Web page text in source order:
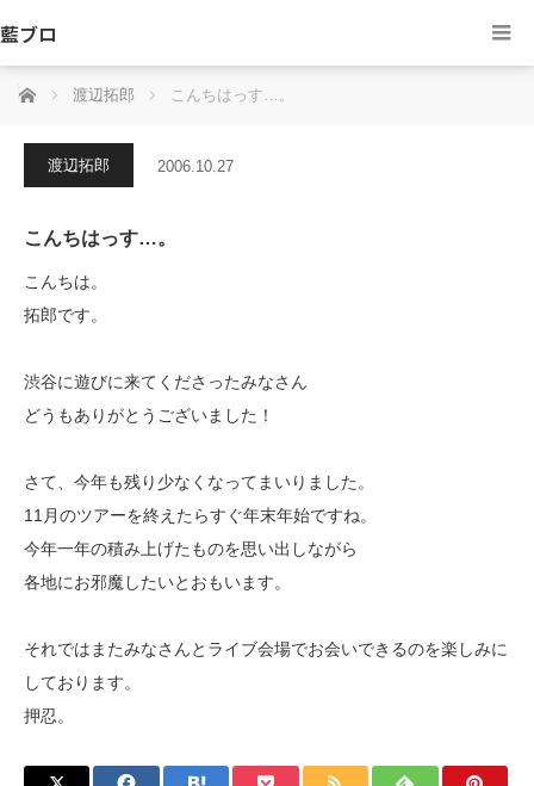
藍ブロ
ホーム 渡辺拓郎 こんちはっす…。
渡辺拓郎 2006.10.27
こんちはっす…。
こんちは。
拓郎です。
渋谷に遊びに来てくださったみなさん
どうもありがとうございました！
さて、今年も残り少なくなってまいりました。
11月のツアーを終えたらすぐ年末年始ですね。
今年一年の積み上げたものを思い出しながら
各地にお邪魔したいとおもいます。
それではまたみなさんとライブ会場でお会いできるのを楽しみに
しております。
押忍。